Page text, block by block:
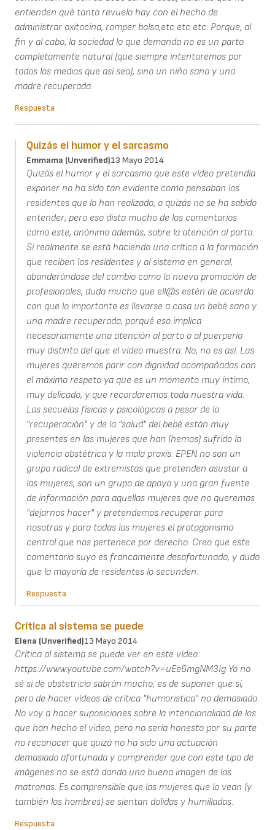
entienden qué tanto revuelo hay con el hecho de
administrar oxitocina, romper bolsa,etc etc etc. Porque, al
fin y al cabo, la sociedad lo que demanda no es un parto
completamente natural (que siempre intentaremos por
todos los medios que así sea), sino un niño sano y una
madre recuperada.
Respuesta
Quizás el humor y el sarcasmo
Emmama (unverified)13 Mayo 2014
Quizás el humor y el sarcasmo que este vídeo pretendía
exponer no ha sido tan evidente como pensaban los
residentes que lo han realizado, o quizás no se ha sabido
entender, pero eso dista mucho de los comentarios
como este, anónimo además, sobre la atención al parto.
Si realmente se está haciendo una crítica a la formación
que reciben los residentes y al sistema en general,
abanderándose del cambio como la nueva promoción de
profesionales, dudo mucho que ell@s estén de acuerdo
con que lo importante es llevarse a casa un bebé sano y
una madre recuperada, porqué eso implica
necesariamente una atención al parto o al puerperio
muy distinto del que el vídeo muestra. No, no es así. Las
mujeres queremos parir con dignidad acompañadas con
el máximo respeto ya que es un momento muy íntimo,
muy delicado, y que recordaremos toda nuestra vida.
Las secuelas físicas y psicológicas a pesar de la
"recuperación" y de la "salud" del bebé están muy
presentes en las mujeres que han (hemos) sufrido la
violencia obstétrica y la mala praxis. EPEN no son un
grupo radical de extremistas que pretenden asustar a
las mujeres, son un grupo de apoyo y una gran fuente
de información para aquellas mujeres que no queremos
"dejarnos hacer" y pretendemos recuperar para
nosotras y para todas las mujeres el protagonismo
central que nos pertenece por derecho. Creo que este
comentario suyo es francamente desafortunado, y dudo
que la mayoría de residentes lo secunden.
Respuesta
Crítica al sistema se puede
Elena (unverified)13 Mayo 2014
Crítica al sistema se puede ver en este vídeo:
https://www.youtube.com/watch?v=uEe6mgNM3Ig Yo no
sé si de obstetricia sabrán mucho, es de suponer que sí,
pero de hacer vídeos de crítica "humoristica" no demasiado.
No voy a hacer suposiciones sobre la intencionalidad de los
que han hecho el video, pero no seria honesto por su parte
no reconocer que quizá no ha sido una actuación
demasiado afortunada y comprender que con este tipo de
imágenes no se está dando una buena imagen de las
matronas. Es comprensible que las mujeres que lo vean (y
también los hombres) se sientan dolidas y humilladas.
Respuesta